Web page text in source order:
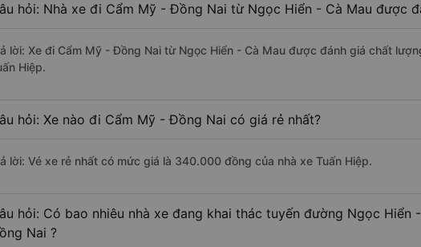
hỏi: Nhà xe đi Cẩm Mỹ - Đồng Nai từ Ngọc Hiển - Cà Mau được
lời: Xe đi Cẩm Mỹ - Đồng Nai từ Ngọc Hiển - Cà Mau được đánh giá chất
Hiệp.
hỏi: Xe nào đi Cẩm Mỹ - Đồng Nai có giá rẻ nhất?
lời: Vé xe rẻ nhất có mức giá là 340.000 đồng của nhà xe Tuấn Hiệp.
hỏi: Có bao nhiêu nhà xe đang khai thác tuyến đường Ngọc Hiển
Nai ?